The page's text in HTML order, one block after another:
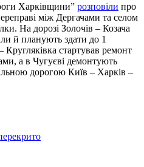
Харківщини” розповіли про
між Дергачами та селом
На дорозі Золочів – Козача
й планують здати до 1
Кругляківка стартував ремонт
а в Чугуєві демонтують
дорогою Київ – Харків –